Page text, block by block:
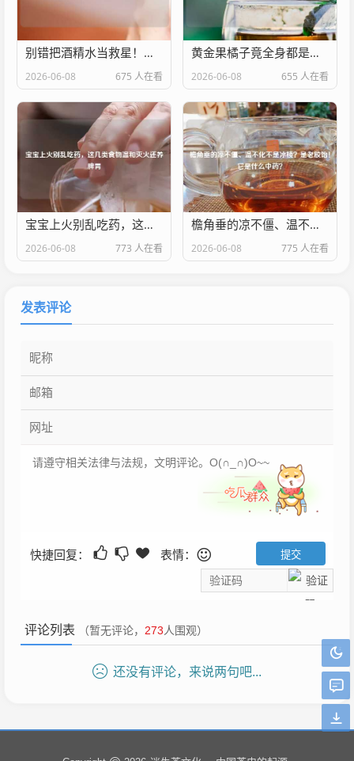
别错把酒精水当救星！真正控油缩毛孔不烂脸的收敛水，是这种肌肤调节器
2026-06-08 675 人在看
黄金果橘子竟全身都是宝！这6大功效不可不知
2026-06-08 655 人在看
宝宝上火别乱吃药，这几类食物温和灭火还养脾胃
2026-06-08 773 人在看
檐角垂的凉不僵、温不化不是冰棱？是老胶饴！它是什么中药？
2026-06-08 775 人在看
发表评论
快捷回复： 表情：
评论列表 （暂无评论， 273人围观）
还没有评论，来说两句吧...